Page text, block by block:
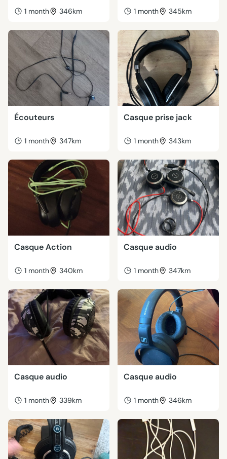
1 month 346km 1 month 345km
Écouteurs
1 month 347km
Casque prise jack
1 month 343km
Casque Action
1 month 340km
Casque audio
1 month 347km
Casque audio
1 month 339km
Casque audio
1 month 346km